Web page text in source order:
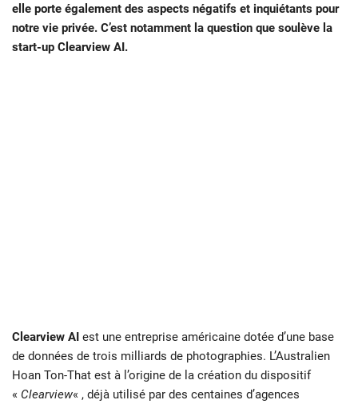
elle porte également des aspects négatifs et inquiétants pour
notre vie privée. C’est notamment la question que soulève la
start-up Clearview AI.
Clearview AI est une entreprise américaine dotée d’une base
de données de trois milliards de photographies. L’Australien
Hoan Ton-That est à l’origine de la création du dispositif
« Clearview« , déjà utilisé par des centaines d’agences